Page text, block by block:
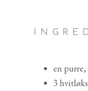
en purre,
3